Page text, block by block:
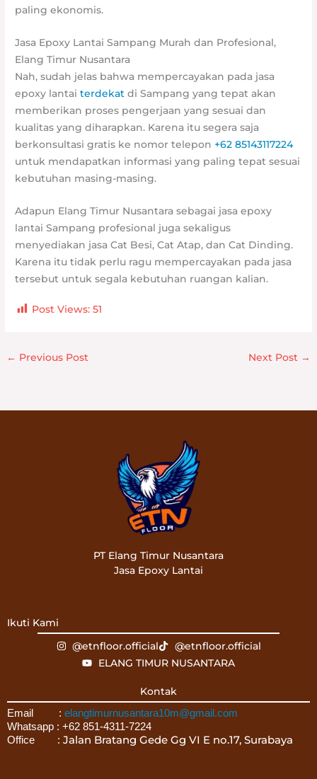
paling ekonomis.
Jasa Epoxy Lantai Sampang Murah dan Profesional,
Elang Timur Nusantara
Nah, sudah jelas bahwa mempercayakan pada jasa
epoxy lantaiterdekat di Sampang yang tepat akan
memberikan proses pengerjaan yang sesuai dan
kualitas yang diharapkan. Karena itu segera saja
berkonsultasi gratis ke nomor telepon +62 85143117224
untuk mendapatkan informasi yang paling tepat sesuai
kebutuhan masing-masing.
Adapun Elang Timur Nusantara sebagai jasa epoxy
lantai Sampang profesional juga sekaligus
menyediakan jasa Cat Besi, Cat Atap, dan Cat Dinding.
Karena itu tidak perlu ragu mempercayakan pada jasa
tersebut untuk segala kebutuhan ruangan kalian.
Post Views: 51
← Previous Post Next Post →
PT Elang Timur Nusantara
Jasa Epoxy Lantai
Ikuti Kami
@etnfloor.official
@etnfloor.official
ELANG TIMUR NUSANTARA
Kontak
Email : elangtimurnusantara10m@gmail.com
Whatsapp : +62 851-4311-7224
Office : Jalan Bratang Gede Gg VI E no.17, Surabaya